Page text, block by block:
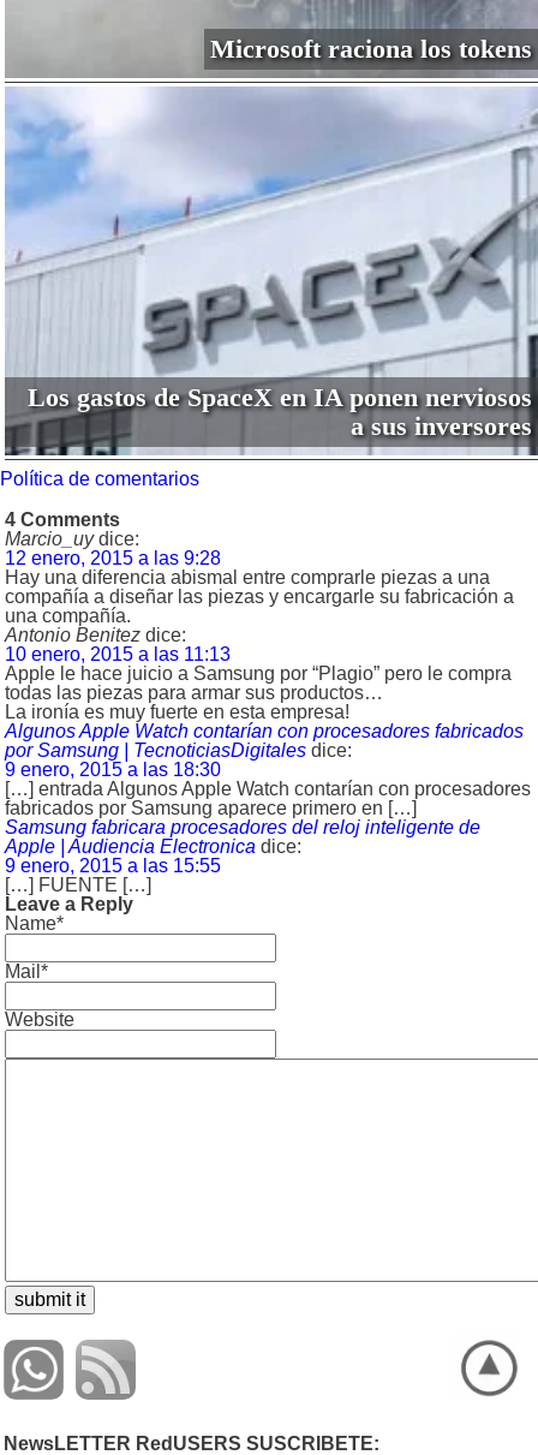
Microsoft raciona los tokens
Los gastos de SpaceX en IA ponen nerviosos
a sus inversores
Política de comentarios
4 Comments
Marcio_uy dice:
12 enero, 2015 a las 9:28
Hay una diferencia abismal entre comprarle piezas a una
compañía a diseñar las piezas y encargarle su fabricación a
una compañía.
Antonio Benitez dice:
10 enero, 2015 a las 11:13
Apple le hace juicio a Samsung por “Plagio” pero le compra
todas las piezas para armar sus productos…
La ironía es muy fuerte en esta empresa!
Algunos Apple Watch contarían con procesadores fabricados
por Samsung | TecnoticiasDigitales dice:
9 enero, 2015 a las 18:30
[…] entrada Algunos Apple Watch contarían con procesadores
fabricados por Samsung aparece primero en […]
Samsung fabricara procesadores del reloj inteligente de
Apple | Audiencia Electronica dice:
9 enero, 2015 a las 15:55
[…] FUENTE […]
Leave a Reply
Name*
Mail*
Website
NewsLETTER RedUSERS SUSCRIBETE: